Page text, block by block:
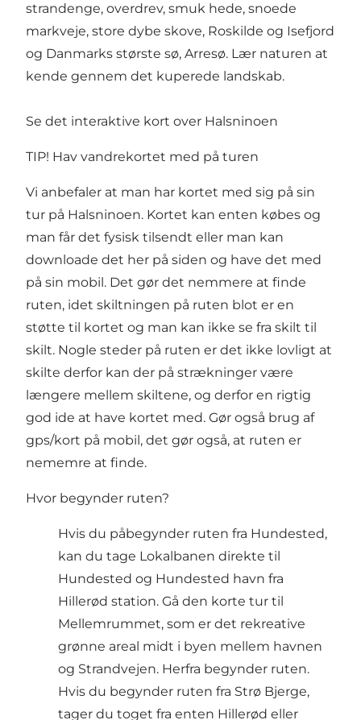
strandenge, overdrev, smuk hede, snoede
markveje, store dybe skove, Roskilde og Isefjord
og Danmarks største sø, Arresø. Lær naturen at
kende gennem det kuperede landskab.
Se det interaktive kort over Halsninoen
TIP! Hav vandrekortet med på turen
Vi anbefaler at man har kortet med sig på sin
tur på Halsninoen. Kortet kan enten købes og
man får det fysisk tilsendt eller man kan
downloade det her på siden og have det med
på sin mobil. Det gør det nemmere at finde
ruten, idet skiltningen på ruten blot er en
støtte til kortet og man kan ikke se fra skilt til
skilt. Nogle steder på ruten er det ikke lovligt at
skilte derfor kan der på strækninger være
længere mellem skiltene, og derfor en rigtig
god ide at have kortet med. Gør også brug af
gps/kort på mobil, det gør også, at ruten er
nememre at finde.
Hvor begynder ruten?
Hvis du påbegynder ruten fra Hundested,
kan du tage Lokalbanen direkte til
Hundested og Hundested havn fra
Hillerød station. Gå den korte tur til
Mellemrummet, som er det rekreative
grønne areal midt i byen mellem havnen
og Strandvejen. Herfra begynder ruten.
Hvis du begynder ruten fra Strø Bjerge,
tager du toget fra enten Hillerød eller